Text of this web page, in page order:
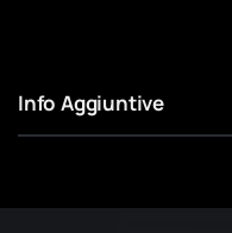
Info Aggiuntive